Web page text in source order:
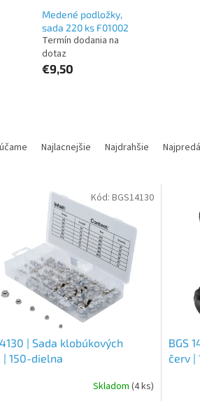
Medené podložky,
sada 220 ks F01002
Termín dodania na
dotaz
€9,50
Najlacnejšie Najdrahšie
| Sada klobúkových
| 150-dielna
Skladom (4 ks)
Kód: BGS14130
BGS
červ |